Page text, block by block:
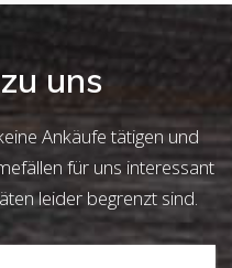
uns
Ankäufe tätigen und
für uns interessant
leider begrenzt sind.